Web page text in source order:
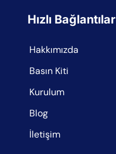
Hızlı Bağlantılar
Hakkımızda
Basın Kiti
Kurulum
Blog
İletişim